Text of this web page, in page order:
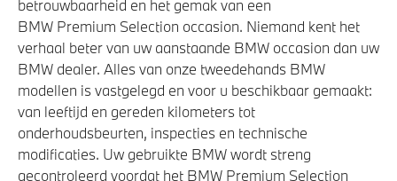
Akoestische waarschuwing voor voetgangers
Airbag bestuurder
Elektronisch Stabiliteits Programma
betrouwbaarheid en het gemak van een
BMW Premium Selection occasion. Niemand kent het
verhaal beter van uw aanstaande BMW occasion dan uw
BMW dealer. Alles van onze tweedehands BMW
modellen is vastgelegd en voor u beschikbaar gemaakt:
van leeftijd en gereden kilometers tot
onderhoudsbeurten, inspecties en technische
modificaties. Uw gebruikte BMW wordt streng
gecontroleerd voordat het BMW Premium Selection